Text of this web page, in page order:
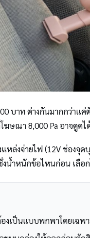
บาท ต่างกันมากกว่าแ
ษณา 8,000 Pa อาจดูด
ล่งจ่ายไฟ (12V ช่องจุด
น้ำหนักข้อไหนก่อน เลือ
งเป็นแบบพกพาโดยเฉพ